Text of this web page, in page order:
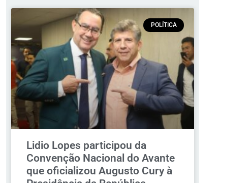
POLÍTICA
Lidio Lopes participou da
Convenção Nacional do Avante
que oficializou Augusto Cury à